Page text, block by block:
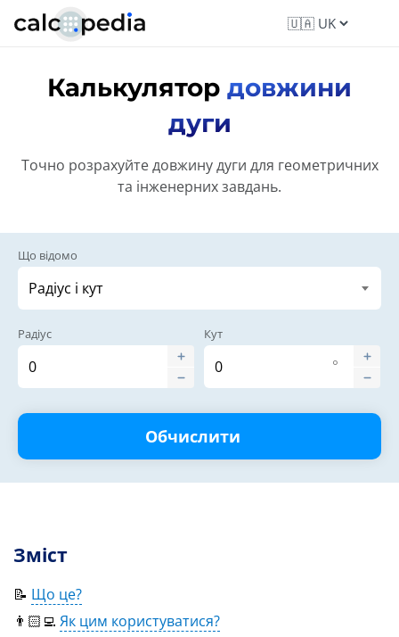
Калькулятор довжини
дуги
Точно розрахуйте довжину дуги для геометричних
та інженерних завдань.
Що відомо
Радіус Кут
°
Обчислити
Зміст
📝 Що це?
👨🏻‍💻 Як цим користуватися?